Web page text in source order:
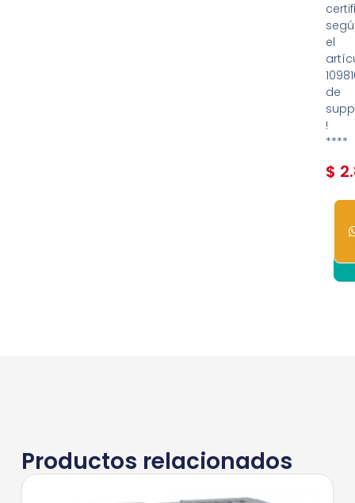
el
de
!
****
$
1
Productos relacionados